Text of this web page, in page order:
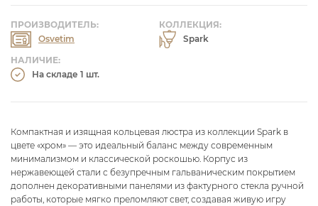
НАЛИЧИЕ:
На складе 1 шт.
КОЛЛЕКЦИЯ:
Spark
ПРОИЗВОДИТЕЛЬ:
Osvetim
Компактная и изящная кольцевая люстра из коллекции Spark в
цвете «хром» — это идеальный баланс между современным
минимализмом и классической роскошью. Корпус из
нержавеющей стали с безупречным гальваническим покрытием
дополнен декоративными панелями из фактурного стекла ручной
работы, которые мягко преломляют свет, создавая живую игру